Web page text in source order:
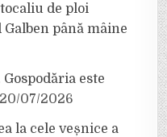
de ploi
până mâine
este
20/07/2026
la cele veșnice a